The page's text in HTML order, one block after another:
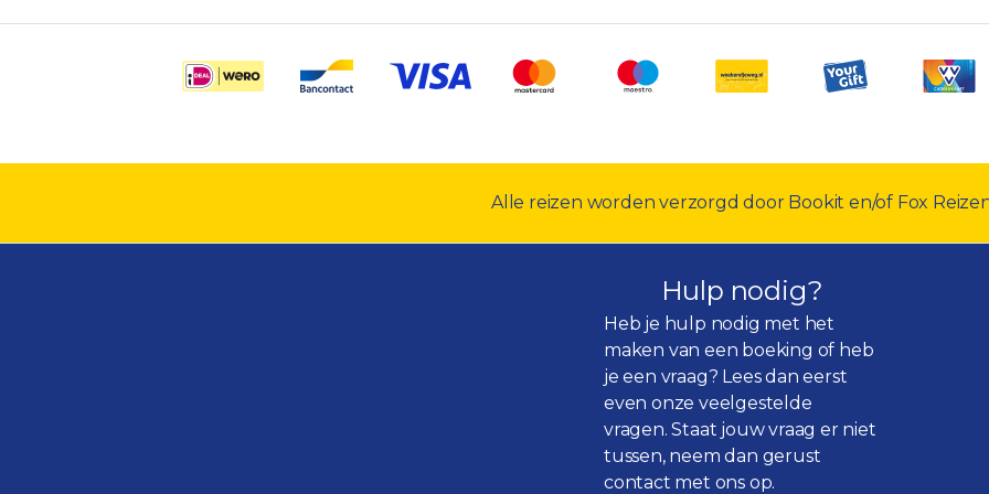
Alle reizen worden verzorgd door Bookit en/of Fox
Hulp nodig?
Heb je hulp nodig met het
maken van een boeking of heb
je een vraag? Lees dan eerst
even onzeveelgestelde
vragen. Staat jouw vraag er niet
tussen, neem dan gerust
contact met ons op.